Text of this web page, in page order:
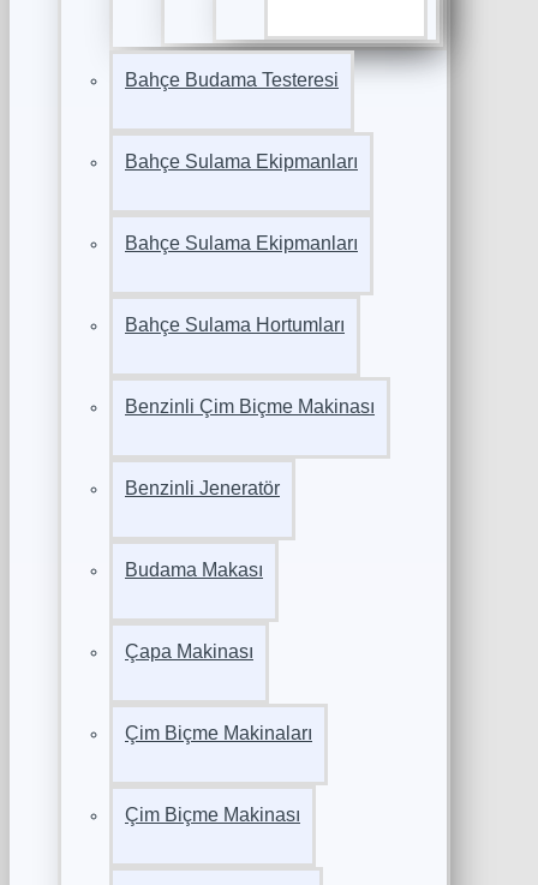
Bahçe Budama Testeresi
Bahçe Sulama Ekipmanları
Bahçe Sulama Ekipmanları
Bahçe Sulama Hortumları
Benzinli Çim Biçme Makinası
Benzinli Jeneratör
Budama Makası
Çapa Makinası
Çim Biçme Makinaları
Çim Biçme Makinası